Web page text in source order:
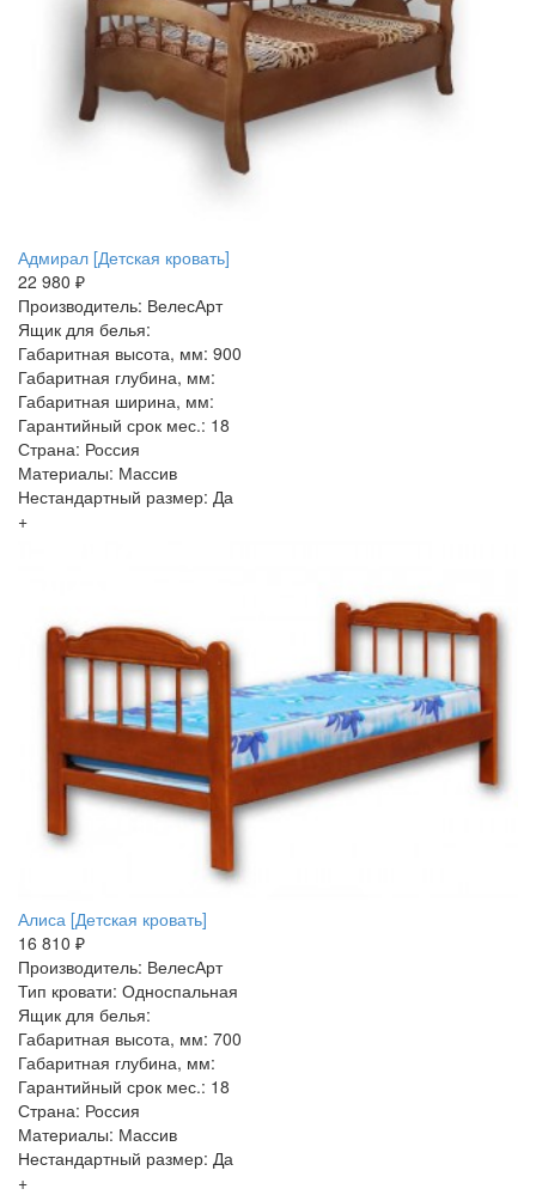
Адмирал [Детская кровать]
22 980 ₽
Производитель: ВелесАрт
Ящик для белья:
Габаритная высота, мм: 900
Габаритная глубина, мм:
Габаритная ширина, мм:
Гарантийный срок мес.: 18
Страна: Россия
Материалы: Массив
Нестандартный размер: Да
+
Алиса [Детская кровать]
16 810 ₽
Производитель: ВелесАрт
Тип кровати: Односпальная
Ящик для белья:
Габаритная высота, мм: 700
Габаритная глубина, мм:
Гарантийный срок мес.: 18
Страна: Россия
Материалы: Массив
Нестандартный размер: Да
+